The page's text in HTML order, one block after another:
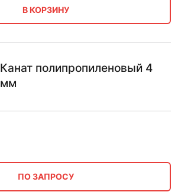
В КОРЗИНУ
Канат полипропиленовый 4
мм
ПО ЗАПРОСУ